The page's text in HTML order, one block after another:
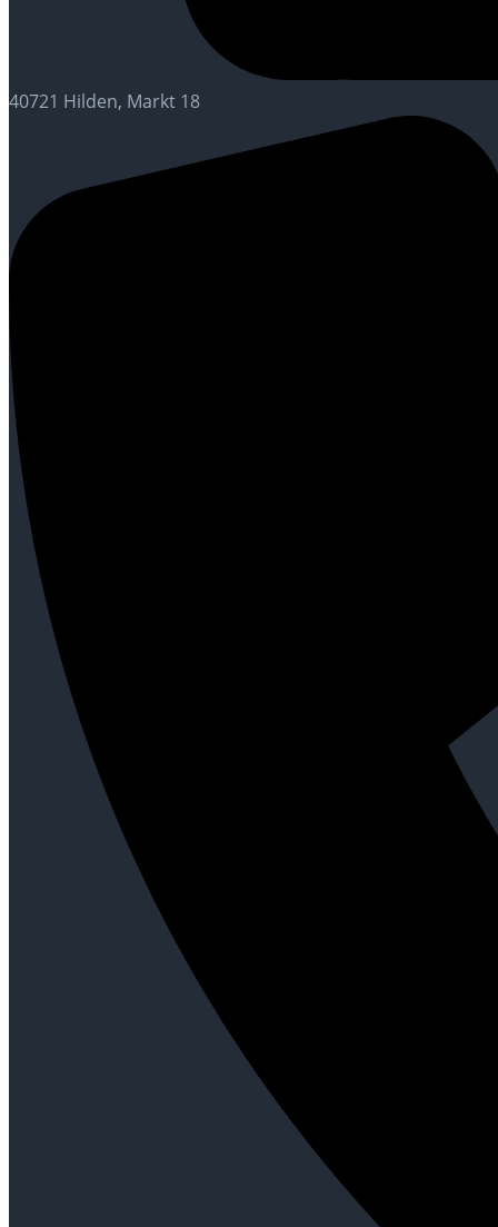
40721 Hilden, Markt 18